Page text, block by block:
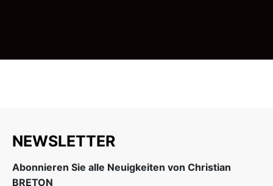
NEWSLETTER
Abonnieren Sie alle Neuigkeiten von Christian
BRETON